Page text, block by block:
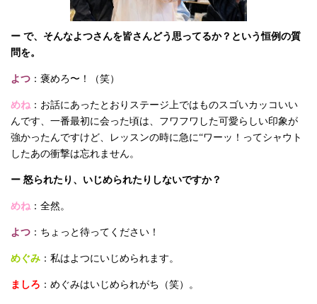
ー で、そんなよつさんを皆さんどう思ってるか？という恒例の質
問を。
よつ ：褒めろ〜！（笑）
めね ：お話にあったとおりステージ上ではものスゴいカッコいい
んです、一番最初に会った頃は、フワフワした可愛らしい印象が
強かったんですけど、レッスンの時に急に“ワーッ！ってシャウト
したあの衝撃は忘れません。
ー 怒られたり、いじめられたりしないですか？
めね ：全然。
よつ ：ちょっと待ってください！
めぐみ ：私はよつにいじめられます。
ましろ ：めぐみはいじめられがち（笑）。